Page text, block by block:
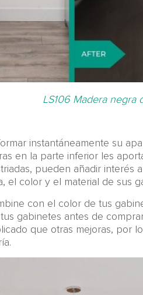
LS106 Madera negra
instantáneamente su
en la parte inferior les
pueden añadir interés
el color y el material de sus
con el color de tus
gabinetes antes de
que otras mejoras, por